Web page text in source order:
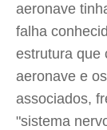
aeronave
falha
estrutura que
aeronave e
associados,
"sistema